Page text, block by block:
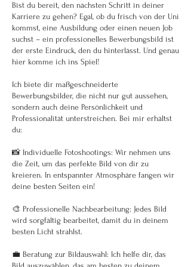
Bist du bereit, den nächsten Schritt in deiner
Karriere zu gehen? Egal, ob du frisch von der Uni
kommst, eine Ausbildung oder einen neuen Job
suchst – ein professionelles Bewerbungsbild ist
der erste Eindruck, den du hinterlässt. Und genau
hier komme ich ins Spiel!
Ich biete dir maßgeschneiderte
Bewerbungsbilder, die nicht nur gut aussehen,
sondern auch deine Persönlichkeit und
Professionalität unterstreichen. Bei mir erhältst
du:
📸 Individuelle Fotoshootings: Wir nehmen uns
die Zeit, um das perfekte Bild von dir zu
kreieren. In entspannter Atmosphäre fangen wir
deine besten Seiten ein!
🎨 Professionelle Nachbearbeitung: Jedes Bild
wird sorgfältig bearbeitet, damit du in deinem
besten Licht strahlst.
💼 Beratung zur Bildauswahl: Ich helfe dir, das